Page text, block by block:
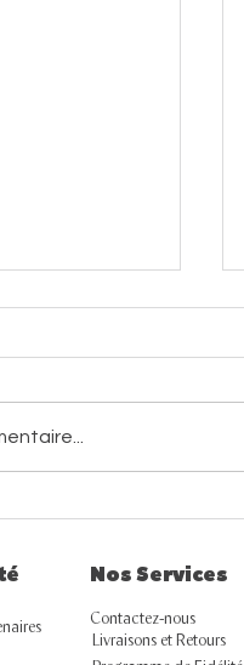
VOTRE
Nos Services
Contactez-nous
Livraisons et Retours